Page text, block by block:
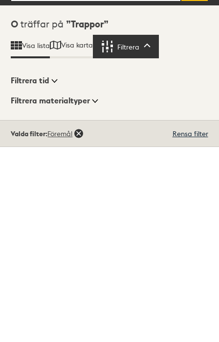
Sökresultat
0 träffar på Trappor
Visa lista Visa karta Filtrera
Visningsläge
Filtrera tid
Filtrera materialtyper
träffar
Valda filter:Föremål Rensa filter